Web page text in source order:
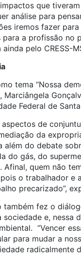
que
análise para
iremos fazer
a profissão no
pelo CRESS-
tema “Nossa
Federal de
de
da
além do debate
do gás, do
quem não
o trabalhador e
precarizado”,
fez o
e, nessa
“Vencer
para mudar a
radicalmente